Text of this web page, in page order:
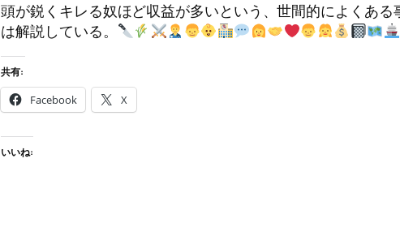
頭が鋭くキレる奴ほど収益が多いという、世間的によくあ
は解説している。
共有:
Facebook X
いいね: